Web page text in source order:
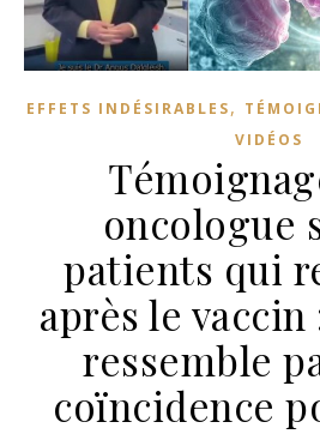
EFFETS INDÉSIRABLES,
VIDÉOS
oncologue
patients qui
après le vaccin
ressemble
coïncidence